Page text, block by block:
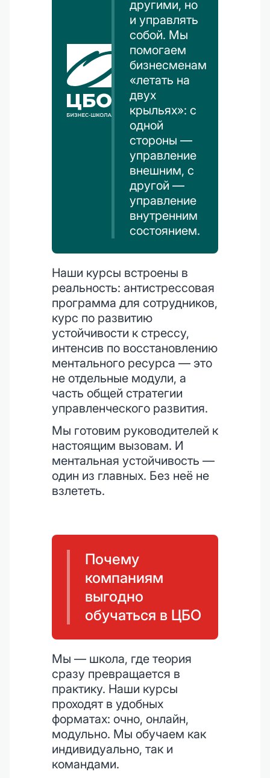
другими, но
и управлять
собой. Мы
помогаем
бизнесменам
«летать на
двух
крыльях»: с
одной
стороны —
управление
внешним, с
другой —
управление
внутренним
состоянием.
Наши курсы встроены в
реальность: антистрессовая
программа для сотрудников,
курс по развитию
устойчивости к стрессу,
интенсив по восстановлению
ментального ресурса — это
не отдельные модули, а
часть общей стратегии
управленческого развития.
Мы готовим руководителей к
настоящим вызовам. И
ментальная устойчивость —
один из главных. Без неё не
взлететь.
Почему
компаниям
выгодно
обучаться в ЦБО
Мы — школа, где теория
сразу превращается в
практику. Наши курсы
проходят в удобных
форматах: очно, онлайн,
модульно. Мы обучаем как
индивидуально, так и
командами.